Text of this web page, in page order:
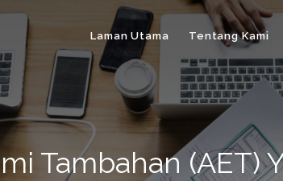
Laman Utama Tentang Kami
Tambahan (AET)